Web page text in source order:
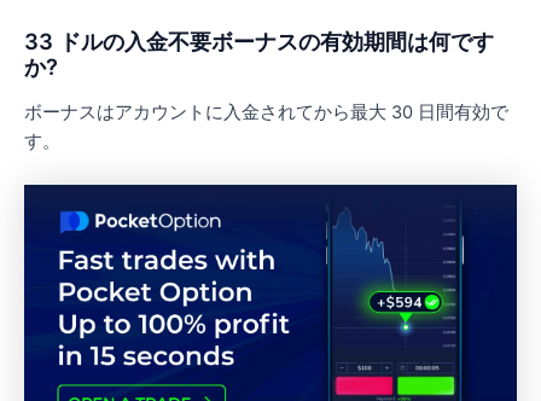
33 ドルの入金不要ボーナスの有効期間は何です
か?
ボーナスはアカウントに入金されてから最大 30 日間有効で
す。